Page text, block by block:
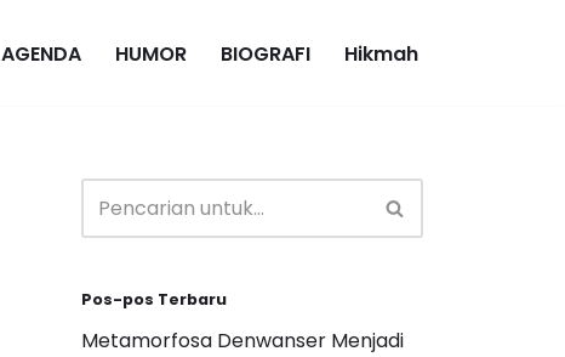
AGENDA HUMOR BIOGRAFI Hikmah
Pos-pos Terbaru
Metamorfosa Denwanser Menjadi